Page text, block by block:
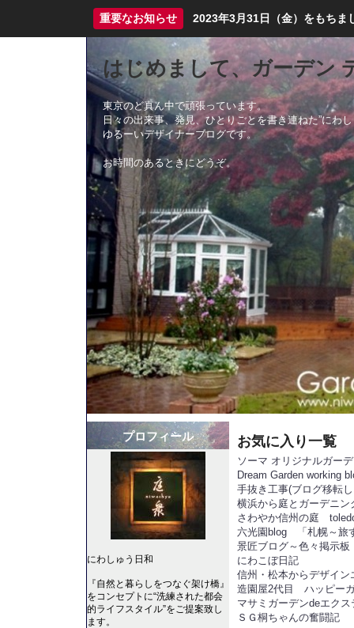
重要なお知らせ 2023年3月31日（金）をもちま
はじめまして、ガーデン
東京のど真ん中で頑張っています。
日々の出来事、発見、ひとりごとを書き連ねた”にわし
ゆるーいデザイナーブログです。
お時間のあるときにどうぞ。
お気に入り一覧
ソーマ オリジナルガー
Dream Garden working
手抜き工事(ブログ移転
横浜から庭とガーデニ
さわやか信州の庭
六光園blog 「札幌～旅
景匠ブログ～色々掲示板
にわこぼ日記
信州・松本からデザイン
造園屋2代目 ハッピー
マサミガーデンdeエクス
ＳＧ桐ちゃんの奮闘記
プロフィール
にわしゅう日和
『自然と暮らしをつなぐ架け橋』
をコンセプトに“洗練された都会
的ライフスタイル”をご提案致し
ます。